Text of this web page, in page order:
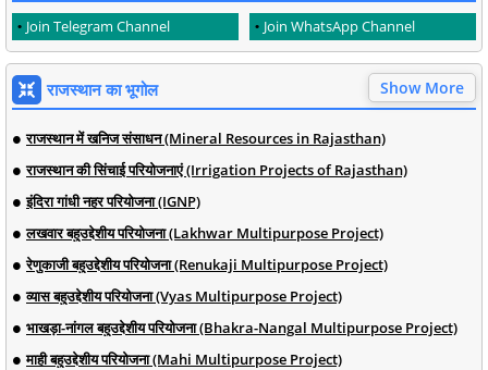
Join Telegram Channel Join WhatsApp Channel
राजस्थान का भूगोल Show More
राजस्थान में खनिज संसाधन (Mineral Resources in Rajasthan)
राजस्थान की सिंचाई परियोजनाएं (Irrigation Projects of Rajasthan)
इंदिरा गांधी नहर परियोजना (IGNP)
लखवार बहुउद्देशीय परियोजना (Lakhwar Multipurpose Project)
रेणुकाजी बहुउद्देशीय परियोजना (Renukaji Multipurpose Project)
व्यास बहुउद्देशीय परियोजना (Vyas Multipurpose Project)
भाखड़ा-नांगल बहुउद्देशीय परियोजना (Bhakra-Nangal Multipurpose Project)
माही बहुउद्देशीय परियोजना (Mahi Multipurpose Project)